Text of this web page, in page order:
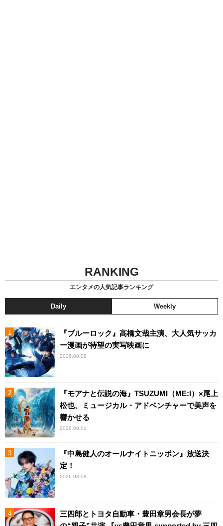
RANKING
エンタメの人気記事ランキング
Daily Weekly
『ブルーロック』高橋文哉主演、大人気サッカ
ー漫画が待望の実写映画に
2026.08.08
『モアナと伝説の海』TSUZUMI（ME:I）×尾上
松也、ミュージカル・アドベンチャーで美声を
響かせる
2026.08.01
『中島健人のオールナイトニッポン』放送決
定！
2026.08.08
三四郎とトヨタ自動車・豊田章男会長が夢